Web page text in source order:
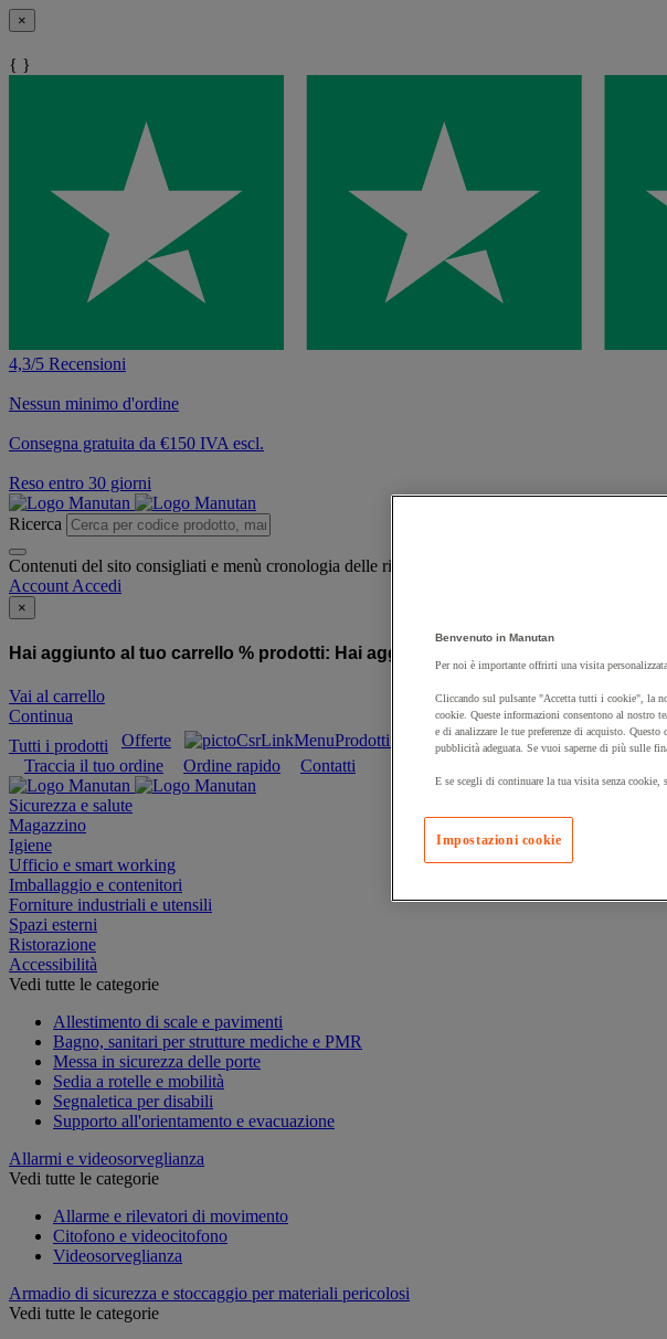
×
{ }
4,3/5 Recensioni
Nessun minimo d'ordine
Consegna gratuita da €150 IVA escl.
Reso entro 30 giorni
Ricerca
Contenuti del sito consigliati e menù cronologia delle ricerche
Account Accedi
×
Hai aggiunto al tuo carrello % prodotti: Hai aggiunto al tuo carrello un prodotto:
Vai al carrello
Continua
Tutti i prodotti
Offerte Prodotti sostenibili
Traccia il tuo ordine
Ordine rapido Contatti
Sicurezza e salute
Magazzino
Igiene
Ufficio e smart working
Imballaggio e contenitori
Forniture industriali e utensili
Spazi esterni
Ristorazione
Accessibilità
Vedi tutte le categorie
Allestimento di scale e pavimenti
Bagno, sanitari per strutture mediche e PMR
Messa in sicurezza delle porte
Sedia a rotelle e mobilità
Segnaletica per disabili
Supporto all'orientamento e evacuazione
Allarmi e videosorveglianza
Vedi tutte le categorie
Allarme e rilevatori di movimento
Citofono e videocitofono
Videosorveglianza
Armadio di sicurezza e stoccaggio per materiali pericolosi
Vedi tutte le categorie
Benvenuto in Manutan
Per noi è importante offrirti una visita
Cliccando sul pulsante "Accetta tutti i cookie", la
cookie. Queste informazioni consentono al nostro
e di analizzare le tue preferenze di acquisto.
pubblicità adeguata. Se vuoi saperne di più sulle
E se scegli di continuare la tua visita senza
Impostazioni cookie